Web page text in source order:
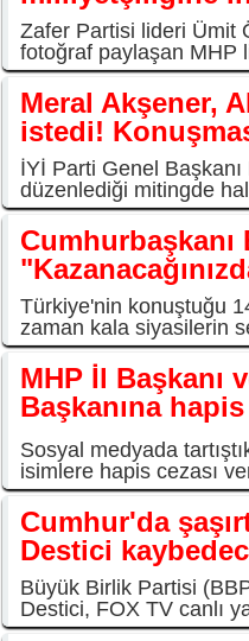
Zafer Partisi lideri Ümit
fotoğraf paylaşan MHP
Meral Akşener,
istedi!
İYİ Parti Genel
düzenlediği mitingde
Türkiye'nin konuştuğu
zaman kala siyasilerin
MHP İl Başkanı
Başkanına hapis
Sosyal medyada
isimlere hapis cezası
Cumhur'da
Destici
Büyük Birlik Partisi
Destici, FOX TV canlı